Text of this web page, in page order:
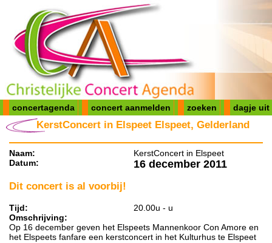
concertagenda concert aanmelden zoeken dagje uit
KerstConcert in Elspeet Elspeet, Gelderland
Naam:
KerstConcert in Elspeet
Datum:
16 december 2011
Dit concert is al voorbij!
Tijd:
20.00u - u
Omschrijving:
Op 16 december geven het Elspeets Mannenkoor Con Amore en
het Elspeets fanfare een kerstconcert in het Kulturhus te Elspeet